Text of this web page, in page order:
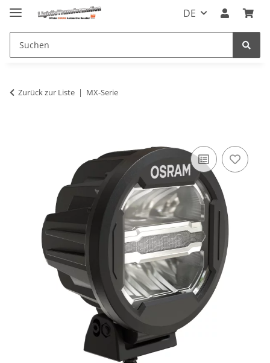
DE
Zurück zur Liste MX-Serie